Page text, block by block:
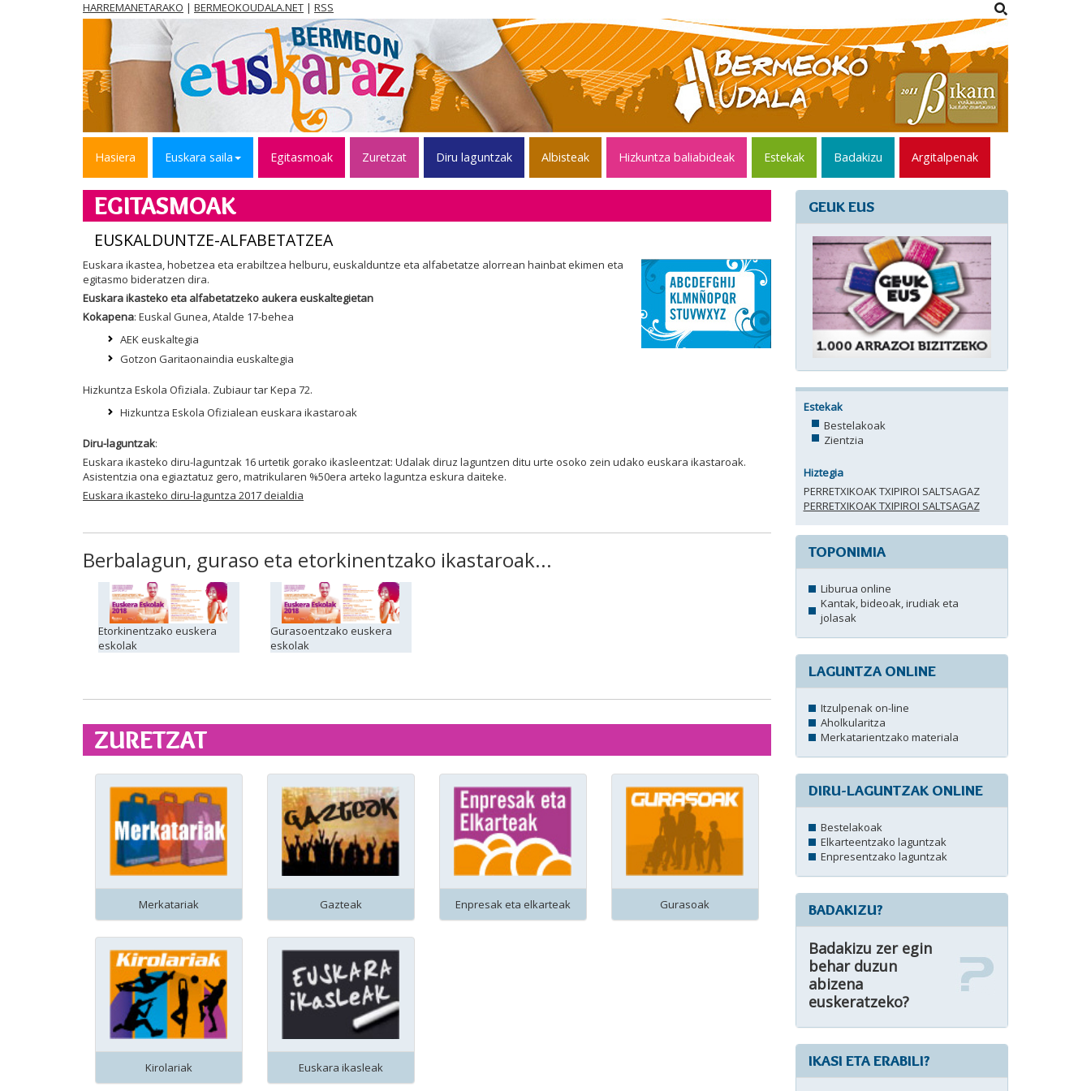
HARREMANETARAKO | BERMEOKOUDALA.NET | RSS
Hasiera Euskara saila Egitasmoak Zuretzat Diru laguntzak Albisteak Hizkuntza baliabideak Estekak Badakizu Argitalpenak
EGITASMOAK
EUSKALDUNTZE-ALFABETATZEA
Euskara ikastea, hobetzea eta erabiltzea helburu, euskalduntze eta alfabetatze alorrean hainbat ekimen eta
egitasmo bideratzen dira.
Euskara ikasteko eta alfabetatzeko aukera euskaltegietan
Kokapena: Euskal Gunea, Atalde 17-behea
AEK euskaltegia
Gotzon Garitaonaindia euskaltegia
Hizkuntza Eskola Ofiziala. Zubiaur tar Kepa 72.
Hizkuntza Eskola Ofizialean euskara ikastaroak
Diru-laguntzak:
Euskara ikasteko diru-laguntzak 16 urtetik gorako ikasleentzat: Udalak diruz laguntzen ditu urte osoko zein udako euskara ikastaroak.
Asistentzia ona egiaztatuz gero, matrikularen %50era arteko laguntza eskura daiteke.
Euskara ikasteko diru-laguntza 2017 deialdia
Berbalagun, guraso eta etorkinentzako ikastaroak...
Etorkinentzako euskera
eskolak
Gurasoentzako euskera
eskolak
ZURETZAT
Merkatariak Gazteak Enpresak eta elkarteak Gurasoak
Kirolariak Euskara ikasleak
GEUK EUS
Estekak
Bestelakoak
Zientzia
Hiztegia
PERRETXIKOAK TXIPIROI SALTSAGAZ
PERRETXIKOAK TXIPIROI SALTSAGAZ
TOPONIMIA
Liburua online
Kantak, bideoak, irudiak eta
jolasak
LAGUNTZA ONLINE
Itzulpenak on-line
Aholkularitza
Merkatarientzako materiala
DIRU-LAGUNTZAK ONLINE
Bestelakoak
Elkarteentzako laguntzak
Enpresentzako laguntzak
BADAKIZU?
Badakizu zer egin
behar duzun
abizena
euskeratzeko?
IKASI ETA ERABILI?